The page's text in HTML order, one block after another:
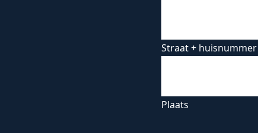
Straat + huisnummer
Plaats